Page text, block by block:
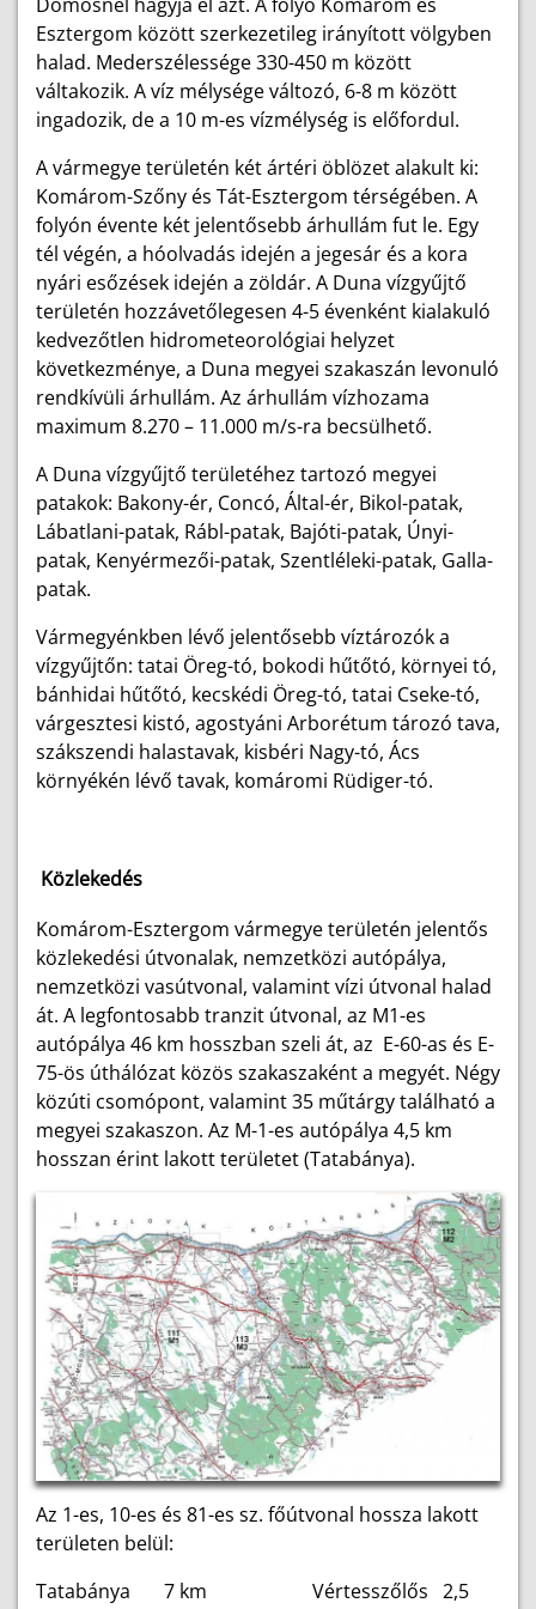
Esztergom között szerkezetileg irányított völgyben
halad. Mederszélessége 330-450 m között
váltakozik. A víz mélysége változó, 6-8 m között
ingadozik, de a 10 m-es vízmélység is előfordul.
A vármegye területén két ártéri öblözet alakult ki:
Komárom-Szőny és Tát-Esztergom térségében. A
folyón évente két jelentősebb árhullám fut le. Egy
tél végén, a hóolvadás idején a jegesár és a kora
nyári esőzések idején a zöldár. A Duna vízgyűjtő
területén hozzávetőlegesen 4-5 évenként kialakuló
kedvezőtlen hidrometeorológiai helyzet
következménye, a Duna megyei szakaszán levonuló
rendkívüli árhullám. Az árhullám vízhozama
maximum 8.270 – 11.000 m/s-ra becsülhető.
A Duna vízgyűjtő területéhez tartozó megyei
patakok: Bakony-ér, Concó, Által-ér, Bikol-patak,
Lábatlani-patak, Rábl-patak, Bajóti-patak, Únyi-
patak, Kenyérmezői-patak, Szentléleki-patak, Galla-
patak.
Vármegyénkben lévő jelentősebb víztározók a
vízgyűjtőn: tatai Öreg-tó, bokodi hűtőtó, környei tó,
bánhidai hűtőtó, kecskédi Öreg-tó, tatai Cseke-tó,
várgesztesi kistó, agostyáni Arborétum tározó tava,
szákszendi halastavak, kisbéri Nagy-tó, Ács
környékén lévő tavak, komáromi Rüdiger-tó.
Közlekedés
Komárom-Esztergom vármegye területén jelentős
közlekedési útvonalak, nemzetközi autópálya,
nemzetközi vasútvonal, valamint vízi útvonal halad
át. A legfontosabb tranzit útvonal, az M1-es
autópálya 46 km hosszban szeli át, az E-60-as és E-
75-ös úthálózat közös szakaszaként a megyét. Négy
közúti csomópont, valamint 35 műtárgy található a
megyei szakaszon. Az M-1-es autópálya 4,5 km
hosszan érint lakott területet (Tatabánya).
Az 1-es, 10-es és 81-es sz. főútvonal hossza lakott
területen belül:
Tatabánya 7 km Vértesszőlős 2,5